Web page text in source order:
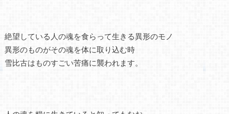
絶望している人の魂を食らって生きる異形のモノ
異形のものがその魂を体に取り込む時
雪比古はものすごい苦痛に襲われます。